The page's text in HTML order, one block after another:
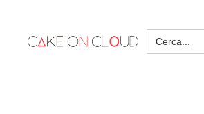
Search
for: